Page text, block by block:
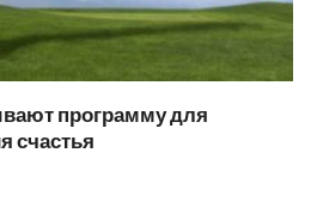
программу для
счастья